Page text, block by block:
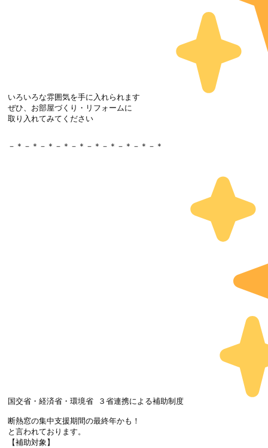
いろいろな雰囲気を手に入れられます
ぜひ、お部屋づくり・リフォームに
取り入れてみてください
－＊－＊－＊－＊－＊－＊－＊－＊－＊－＊
国交省・経済省・環境省 ３省連携による補助制度
断熱窓の集中支援期間の最終年かも！
と言われております。
【補助対象】